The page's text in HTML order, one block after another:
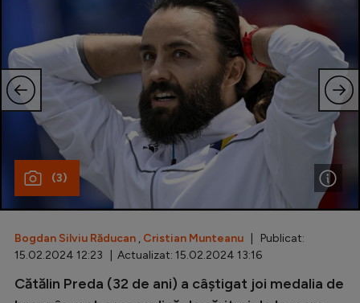
Cupa României
Echipa Națională
Fotbal feminin
Special
Diverse
Inedit
(3)
Bogdan Silviu Răducan , Cristian Munteanu | Publicat:
15.02.2024 12:23 | Actualizat: 15.02.2024 13:16
Cătălin Preda (32 de ani) a câștigat joi medalia de